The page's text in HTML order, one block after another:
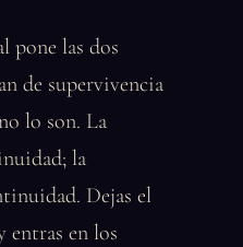
pone las dos
de supervivencia
lo son. La
la
Dejas el
entras en los